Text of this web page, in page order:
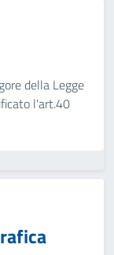
della Legge
l'art.40